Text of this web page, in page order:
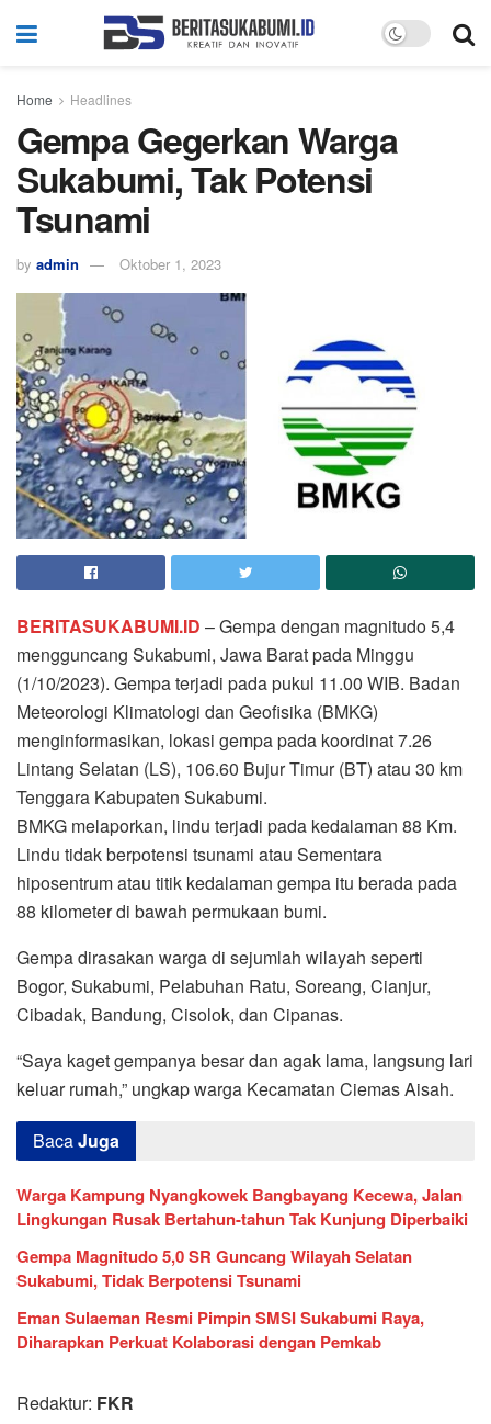
Home Headlines
Gempa Gegerkan Warga
Sukabumi, Tak Potensi
Tsunami
by admin Oktober 1, 2023
BERITASUKABUMI.ID – Gempa dengan magnitudo 5,4
mengguncang Sukabumi, Jawa Barat pada Minggu
(1/10/2023). Gempa terjadi pada pukul 11.00 WIB. Badan
Meteorologi Klimatologi dan Geofisika (BMKG)
menginformasikan, lokasi gempa pada koordinat 7.26
Lintang Selatan (LS), 106.60 Bujur Timur (BT) atau 30 km
Tenggara Kabupaten Sukabumi.
BMKG melaporkan, lindu terjadi pada kedalaman 88 Km.
Lindu tidak berpotensi tsunami atau Sementara
hiposentrum atau titik kedalaman gempa itu berada pada
88 kilometer di bawah permukaan bumi.
Gempa dirasakan warga di sejumlah wilayah seperti
Bogor, Sukabumi, Pelabuhan Ratu, Soreang, Cianjur,
Cibadak, Bandung, Cisolok, dan Cipanas.
“Saya kaget gempanya besar dan agak lama, langsung lari
keluar rumah,” ungkap warga Kecamatan Ciemas Aisah.
BacaJuga
Warga Kampung Nyangkowek Bangbayang Kecewa, Jalan
Lingkungan Rusak Bertahun-tahun Tak Kunjung Diperbaiki
Gempa Magnitudo 5,0 SR Guncang Wilayah Selatan
Sukabumi, Tidak Berpotensi Tsunami
Eman Sulaeman Resmi Pimpin SMSI Sukabumi Raya,
Diharapkan Perkuat Kolaborasi dengan Pemkab
Redaktur: FKR